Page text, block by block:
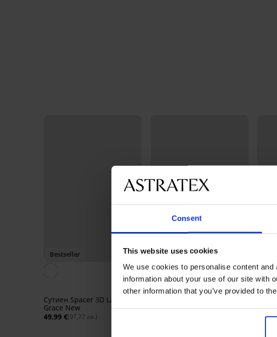
Consent
This website uses cookies
We use cookies to personalise content
information about your use of our site with
other information that you’ve provided to
Bestseller
5
Сутиен Spacer 3D Lady
Grace New
49,99 €(97,77 лв.)
Bestseller
4,8
Сутиен DIVA by IVA
неподплатен